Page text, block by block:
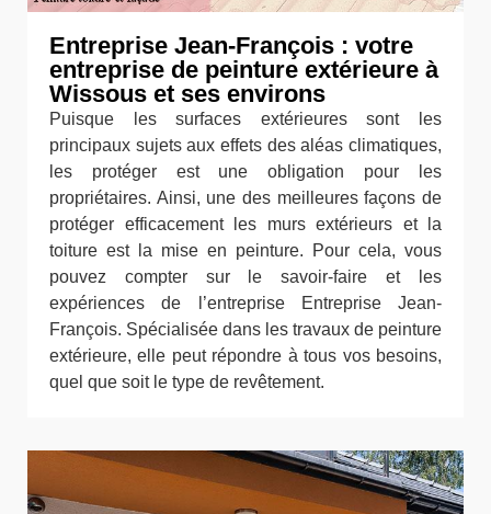
Entreprise Jean-François : votre
entreprise de peinture extérieure à
Wissous et ses environs
Puisque les surfaces extérieures sont les
principaux sujets aux effets des aléas climatiques,
les protéger est une obligation pour les
propriétaires. Ainsi, une des meilleures façons de
protéger efficacement les murs extérieurs et la
toiture est la mise en peinture. Pour cela, vous
pouvez compter sur le savoir-faire et les
expériences de l’entreprise Entreprise Jean-
François. Spécialisée dans les travaux de peinture
extérieure, elle peut répondre à tous vos besoins,
quel que soit le type de revêtement.